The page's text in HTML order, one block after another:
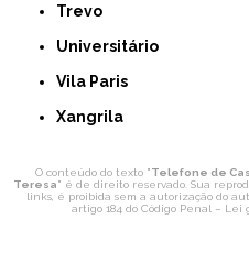
Trevo
Universitário
Vila Paris
Xangrila
O conteúdo do texto "Telefone de
Teresa" é de direito reservado. Sua
links, é proibida sem a autorização do
artigo 184 do Código Penal – Lei